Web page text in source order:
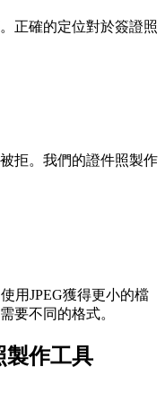
正確的定位對於簽證照
拒。我們的證件照製作
用JPEG獲得更小的檔
要不同的格式。
製作工具